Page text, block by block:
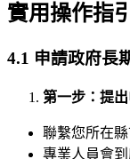
實用操作指
4.1 申請政府長
第一步：提
聯繫您所在
專業人員會